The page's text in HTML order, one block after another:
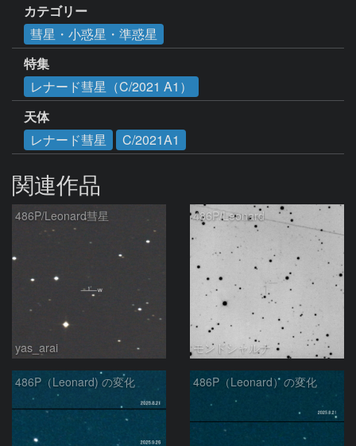
カテゴリー
彗星・小惑星・準惑星
特集
レナード彗星（C/2021 A1）
天体
レナード彗星
C/2021A1
関連作品
486P/Leonard彗星
yas_arai
486P/Leonard
モンドシャルナ
486P（Leonard) の変化 486P（Leonard）の変化